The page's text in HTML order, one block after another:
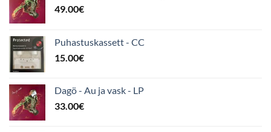
49.00€
Puhastuskassett - CC
15.00€
Dagö - Au ja vask - LP
33.00€